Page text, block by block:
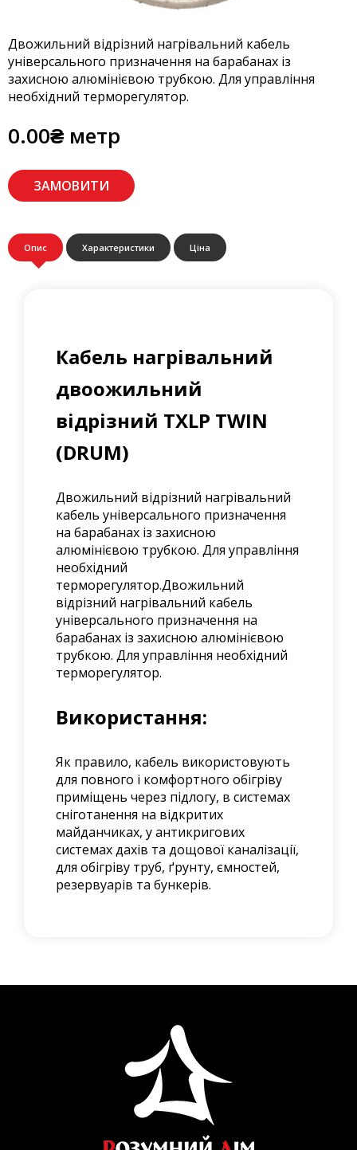
Двожильний відрізний нагрівальний кабель
універсального призначення на барабанах із
захисною алюмінієвою трубкою. Для управління
необхідний терморегулятор.
0.00₴ метр
ЗАМОВИТИ
Опис Характеристики Ціна
Кабель нагрівальний
двоожильний
відрізний TXLP TWIN
(DRUM)
Двожильний відрізний нагрівальний
кабель універсального призначення
на барабанах із захисною
алюмінієвою трубкою. Для управління
необхідний
терморегулятор.Двожильний
відрізний нагрівальний кабель
універсального призначення на
барабанах із захисною алюмінієвою
трубкою. Для управління необхідний
терморегулятор.
Використання:
Як правило, кабель використовують
для повного і комфортного обігріву
приміщень через підлогу, в системах
сніготанення на відкритих
майданчиках, у антикригових
системах дахів та дощової каналізації,
для обігріву труб, ґрунту, ємностей,
резервуарів та бункерів.